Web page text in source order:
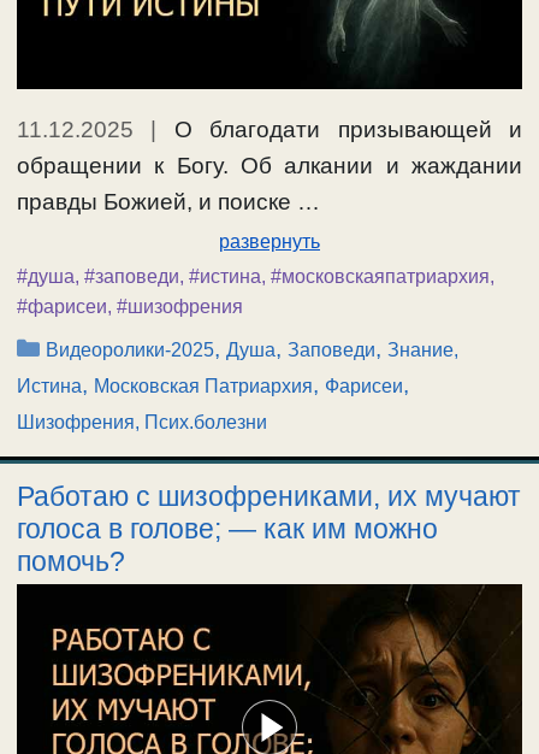
11.12.2025 | О благодати призывающей и
обращении к Богу. Об алкании и жаждании
правды Божией, и поиске …
развернуть
#душа, #заповеди, #истина, #московскаяпатриархия,
#фарисеи, #шизофрения
Рубрики
Видеоролики-2025,Душа,Заповеди,Знание,
Истина, Московская Патриархия, Фарисеи,
Шизофрения, Псих.болезни
Работаю с шизофрениками, их мучают
голоса в голове; — как им можно
помочь?